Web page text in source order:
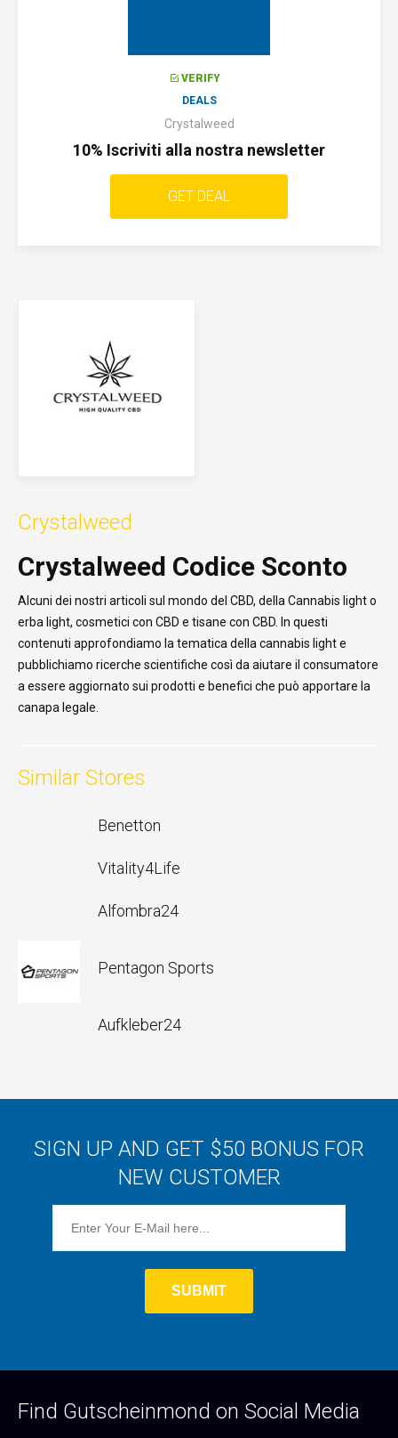
VERIFY
DEALS
Crystalweed
10% Iscriviti alla nostra newsletter
GET DEAL
Crystalweed
Crystalweed Codice Sconto
Alcuni dei nostri articoli sul mondo del CBD, della Cannabis light o
erba light, cosmetici con CBD e tisane con CBD. In questi
contenuti approfondiamo la tematica della cannabis light e
pubblichiamo ricerche scientifiche così da aiutare il consumatore
a essere aggiornato sui prodotti e benefici che può apportare la
canapa legale.
Similar Stores
Benetton
Vitality4Life
Alfombra24
Pentagon Sports
Aufkleber24
SIGN UP AND GET $50 BONUS FOR
NEW CUSTOMER
Find Gutscheinmond on Social Media